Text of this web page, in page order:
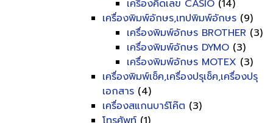
เครื่องคิดเลข CASIO (14)
เครื่องพิมพ์อักษร,เทปพิมพ์อักษร (9)
เครื่องพิมพ์อักษร BROTHER (3)
เครื่องพิมพ์อักษร DYMO (3)
เครื่องพิมพ์อักษร MOTEX (3)
เครื่องพิมพ์เช็ค,เครื่องปรุเช็ค,เครื่องปรุ
เอกสาร (4)
เครื่องสแกนบาร์โค๊ต (3)